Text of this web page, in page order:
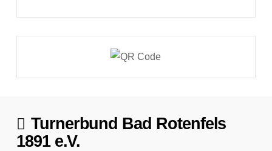
Turnerbund Bad Rotenfels
1891 e.V.